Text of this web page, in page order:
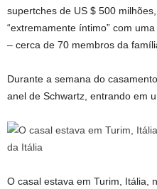
supertches de US $ 500
“extremamente íntimo” com
– cerca de 70 membros da
Durante a semana do
anel de Schwartz, entrando em
O casal estava em Turim, Itália,